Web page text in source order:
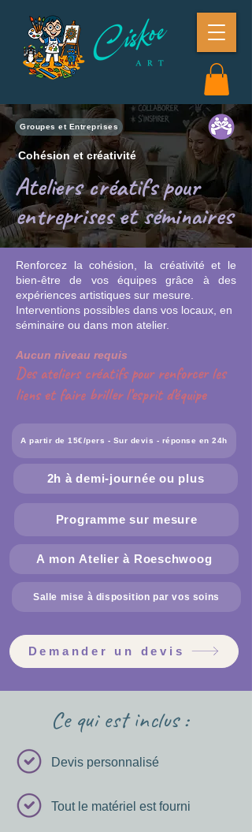
Ateliers créatifs pour
entreprises et séminaires
Cohésion et créativité
Groupes et Entreprises
Renforcez la cohésion, la créativité et le
bien-être de vos équipes grâce à des
expériences artistiques sur mesure.
Interventions possibles dans vos locaux, en
séminaire ou dans mon atelier.
Aucun niveau requis
Des ateliers créatifs pour renforcer les
liens et faire briller l’esprit d’équipe
2h à demi-journée ou plus
A partir de 15€/pers - Sur devis - réponse en 24h
Programme sur mesure
A mon Atelier à Roeschwoog
Salle mise à disposition par vos soins
Demander un devis
Ce qui est inclus :
Devis personnalisé
Tout le matériel est fourni